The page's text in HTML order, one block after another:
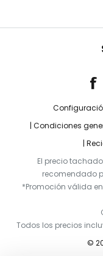
Condiciones
El precio
recomendado
*Promoción válida
Todos los precios
©